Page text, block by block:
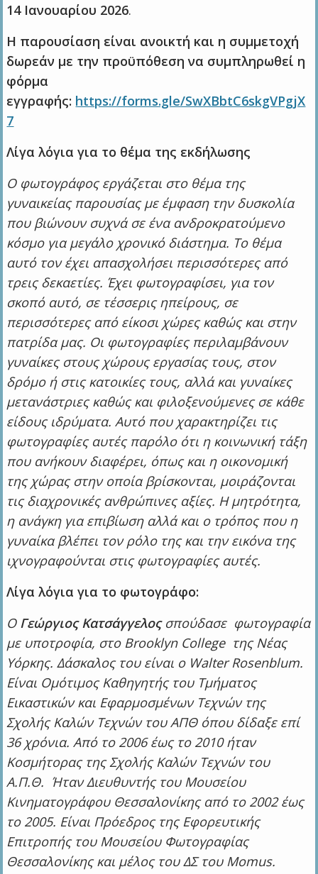
14 Ιανουαρίου 2026.
Η παρουσίαση είναι ανοικτή και η συμμετοχή
δωρεάν με την προϋπόθεση να συμπληρωθεί η
φόρμα
εγγραφής: https://forms.gle/SwXBbtC6skgVPgjX
7
Λίγα λόγια για το θέμα της εκδήλωσης
Ο φωτογράφος εργάζεται στο θέμα της
γυναικείας παρουσίας με έμφαση την δυσκολία
που βιώνουν συχνά σε ένα ανδροκρατούμενο
κόσμο για μεγάλο χρονικό διάστημα. Το θέμα
αυτό τον έχει απασχολήσει περισσότερες από
τρεις δεκαετίες. Έχει φωτογραφίσει, για τον
σκοπό αυτό, σε τέσσερις ηπείρους, σε
περισσότερες από είκοσι χώρες καθώς και στην
πατρίδα μας. Οι φωτογραφίες περιλαμβάνουν
γυναίκες στους χώρους εργασίας τους, στον
δρόμο ή στις κατοικίες τους, αλλά και γυναίκες
μετανάστριες καθώς και φιλοξενούμενες σε κάθε
είδους ιδρύματα. Αυτό που χαρακτηρίζει τις
φωτογραφίες αυτές παρόλο ότι η κοινωνική τάξη
που ανήκουν διαφέρει, όπως και η οικονομική
της χώρας στην οποία βρίσκονται, μοιράζονται
τις διαχρονικές ανθρώπινες αξίες. Η μητρότητα,
η ανάγκη για επιβίωση αλλά και ο τρόπος που η
γυναίκα βλέπει τον ρόλο της και την εικόνα της
ιχνογραφούνται στις φωτογραφίες αυτές.
Λίγα λόγια για το φωτογράφο:
Ο Γεώργιος Κατσάγγελοςσπούδασε φωτογραφία
με υποτροφία, στο Brooklyn College της Νέας
Υόρκης. Δάσκαλος του είναι ο Walter Rosenblum.
Είναι Ομότιμος Καθηγητής του Τμήματος
Εικαστικών και Εφαρμοσμένων Τεχνών της
Σχολής Καλών Τεχνών του ΑΠΘ όπου δίδαξε επί
36 χρόνια. Από το 2006 έως το 2010 ήταν
Κοσμήτορας της Σχολής Καλών Τεχνών του
Α.Π.Θ. Ήταν Διευθυντής του Μουσείου
Κινηματογράφου Θεσσαλονίκης από το 2002 έως
το 2005. Είναι Πρόεδρος της Εφορευτικής
Επιτροπής του Μουσείου Φωτογραφίας
Θεσσαλονίκης και μέλος του ΔΣ του Momus.